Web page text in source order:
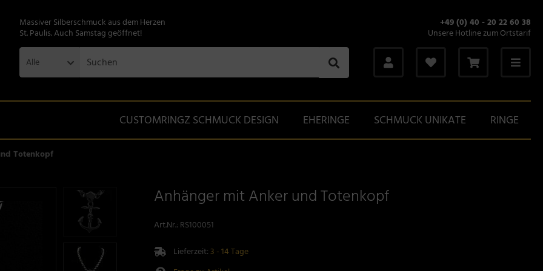
Massiver Silberschmuck aus dem Herzen
St. Paulis. Auch Samstag geöffnet!
+49 (0) 40 - 20 22 60 38
Unsere Hotline zum Ortstarif
Alle
CUSTOMRINGZ SCHMUCK DESIGN EHERINGE SCHMUCK UNIKATE RINGE
Totenkopf
Anhänger mit Anker und Totenkopf
Art.Nr.: RS100051
Lieferzeit: 3 - 14 Tage